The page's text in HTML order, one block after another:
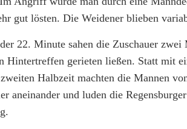
gut lösten. Die Weidener blieben
22. Minute sahen die Zuschauer
Hintertreffen gerieten ließen. Statt mit
Halbzeit machten die Mannen
aneinander und luden die